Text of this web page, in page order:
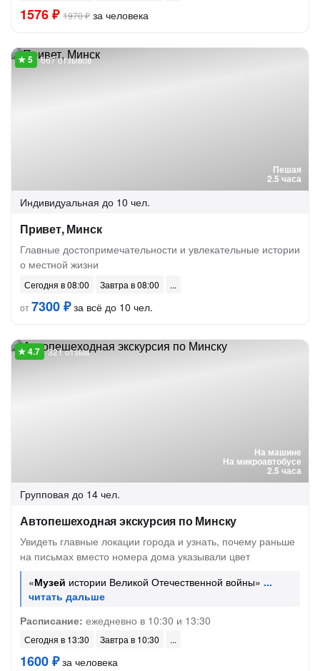
1576 ₽ 1970 ₽ за человека
Пешая
2.5 часа
667 отзывов
Индивидуальная до 10 чел.
Привет, Минск
Главные достопримечательности и увлекательные истории
о местной жизни
Сегодня в 08:00
Завтра в 08:00
от7300 ₽за всё до 10 чел.
На машине
На микроавтобусе
2.5 часа
321 отзыв
Групповая до 14 чел.
Автопешеходная экскурсия по Минску
Увидеть главные локации города и узнать, почему раньше
на письмах вместо номера дома указывали цвет
«Музей истории Великой Отечественной войны»
Расписание: ежедневно в 10:30 и 13:30
Сегодня в 13:30 Завтра в 10:30
1600 ₽за человека